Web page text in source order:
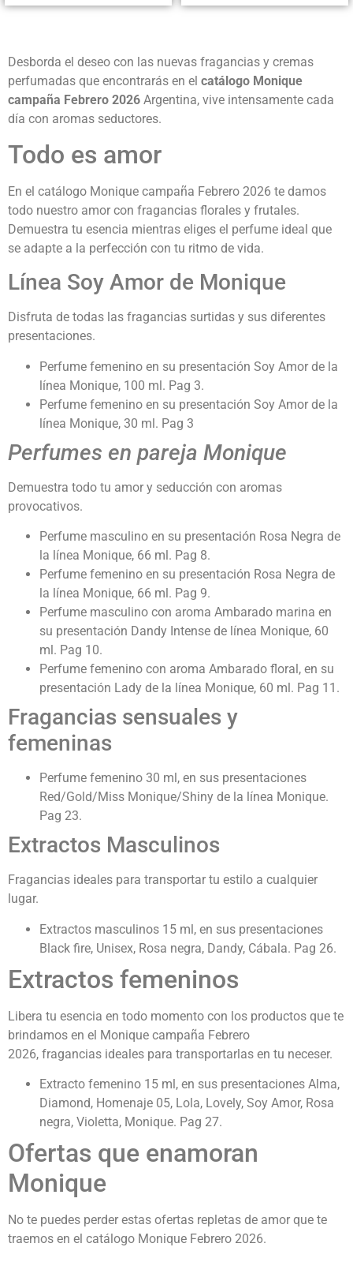
Desborda el deseo con las nuevas fragancias y cremas
perfumadas que encontrarás en el catálogo Monique
campaña Febrero 2026 Argentina, vive intensamente cada
día con aromas seductores.
Todo es amor
En el catálogo Monique campaña Febrero 2026 te damos
todo nuestro amor con fragancias florales y frutales.
Demuestra tu esencia mientras eliges el perfume ideal que
se adapte a la perfección con tu ritmo de vida.
Línea Soy Amor de Monique
Disfruta de todas las fragancias surtidas y sus diferentes
presentaciones.
Perfume femenino en su presentación Soy Amor de la
línea Monique, 100 ml. Pag 3.
Perfume femenino en su presentación Soy Amor de la
línea Monique, 30 ml. Pag 3
Perfumes en pareja Monique
Demuestra todo tu amor y seducción con aromas
provocativos.
Perfume masculino en su presentación Rosa Negra de
la línea Monique, 66 ml. Pag 8.
Perfume femenino en su presentación Rosa Negra de
la línea Monique, 66 ml. Pag 9.
Perfume masculino con aroma Ambarado marina en
su presentación Dandy Intense de línea Monique, 60
ml. Pag 10.
Perfume femenino con aroma Ambarado floral, en su
presentación Lady de la línea Monique, 60 ml. Pag 11.
Fragancias sensuales y
femeninas
Perfume femenino 30 ml, en sus presentaciones
Red/Gold/Miss Monique/Shiny de la línea Monique.
Pag 23.
Extractos Masculinos
Fragancias ideales para transportar tu estilo a cualquier
lugar.
Extractos masculinos 15 ml, en sus presentaciones
Black fire, Unisex, Rosa negra, Dandy, Cábala. Pag 26.
Extractos femeninos
Libera tu esencia en todo momento con los productos que te
brindamos en el Monique campaña Febrero
2026, fragancias ideales para transportarlas en tu neceser.
Extracto femenino 15 ml, en sus presentaciones Alma,
Diamond, Homenaje 05, Lola, Lovely, Soy Amor, Rosa
negra, Violetta, Monique. Pag 27.
Ofertas que enamoran
Monique
No te puedes perder estas ofertas repletas de amor que te
traemos en el catálogo Monique Febrero 2026.